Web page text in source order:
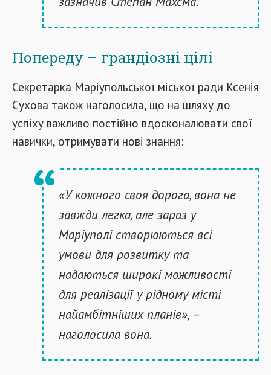
Попереду – грандіозні цілі
Секретарка Маріупольської міської ради Ксенія
Сухова також наголосила, що на шляху до
успіху важливо постійно вдосконалювати свої
навички, отримувати нові знання:
«У кожного своя дорога, вона не
завжди легка, але зараз у
Маріуполі створюються всі
умови для розвитку та
надаються широкі можливості
для реалізації у рідному місті
найамбітніших планів», –
наголосила вона.